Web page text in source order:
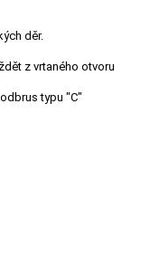
děr.
z vrtaného otvoru
typu "C"